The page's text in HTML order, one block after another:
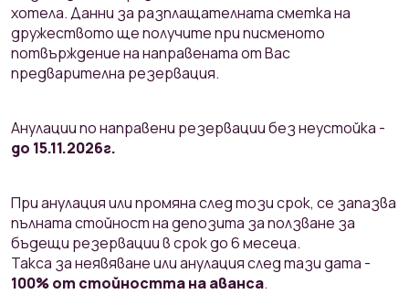
хотела. Данни за разплащателната сметка на
дружеството ще получите при писменото
потвърждение на направената от Вас
предварителна резервация.
Анулации по направени резервации без неустойка -
до 15.11.2026г.
При анулация или промяна след този срок, се запазва
пълната стойност на депозита за ползване за
бъдещи резервации в срок до 6 месеца.
Такса за неявяване или анулация след тази дата -
100% от стойността на аванса.